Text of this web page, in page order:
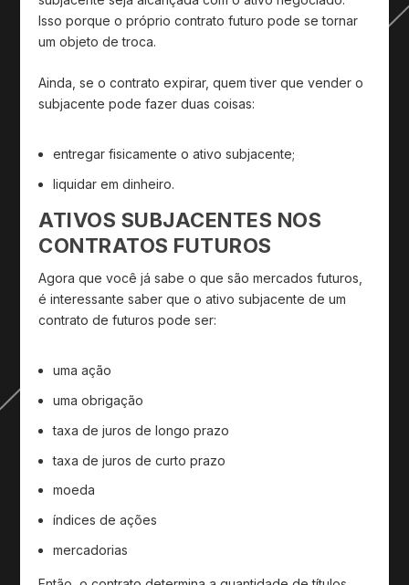
Isso porque o próprio contrato futuro pode se tornar
um objeto de troca.
Ainda, se o contrato expirar, quem tiver que vender o
subjacente pode fazer duas coisas:
entregar fisicamente o ativo subjacente;
liquidar em dinheiro.
ATIVOS SUBJACENTES NOS
CONTRATOS FUTUROS
Agora que você já sabe o que são mercados futuros,
é interessante saber que o ativo subjacente de um
contrato de futuros pode ser:
uma ação
uma obrigação
taxa de juros de longo prazo
taxa de juros de curto prazo
moeda
índices de ações
mercadorias